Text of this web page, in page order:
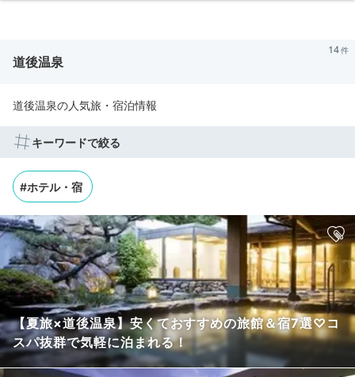
道後温泉
14
道後温泉の人気旅・宿泊情報
キーワードで絞る
#ホテル・宿
【夏旅×道後温泉】安くておすすめの旅館＆宿7選♡コ
スパ抜群で気軽に泊まれる！